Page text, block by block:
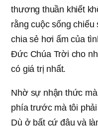
thương thuần khiết
rằng cuộc sống chiếu
chia sẻ hơi ấm của
Đức Chúa Trời cho
có giá trị nhất.
Nhờ sự nhận thức
phía trước mà tôi
Dù ở bất cứ đâu và